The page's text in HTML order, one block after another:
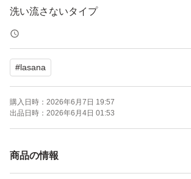
洗い流さないタイプ
フローラル&フルーティの香り
Msize 75ml
３点
宅急便コンパクトで発送いたします。
※配送中に起きた商品へのダメージや破
#lasana
購入日時： 2026年6月7日 19:57
出品日時： 2026年6月4日 01:53
商品の情報